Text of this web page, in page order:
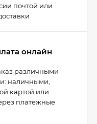
почтой или
онлайн
различными
наличными,
картой или
платежные